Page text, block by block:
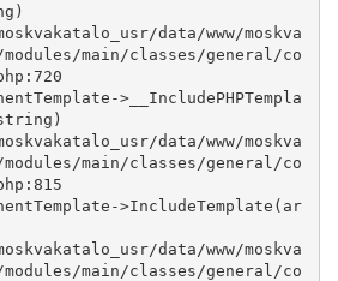
main/classes/general/co
>__IncludePHPTempla
main/classes/general/co
>IncludeTemplate(ar
main/classes/general/co